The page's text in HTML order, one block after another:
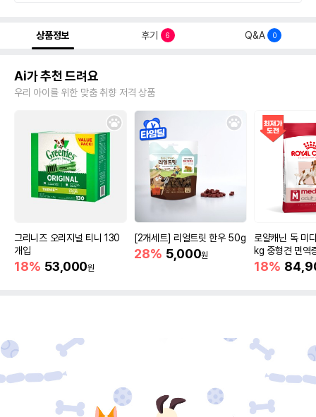
상품정보 후기 6 Q&A 0
Ai가 추천 드려요
우리 아이를 위한 맞춤 취향 저격 상품
그리니즈 오리지널 티니 130
개입
18% 53,000원
[2개세트] 리얼트릿 한우 50g
28% 5,000원
로얄캐닌 독 미
kg 중형견 면역
18%